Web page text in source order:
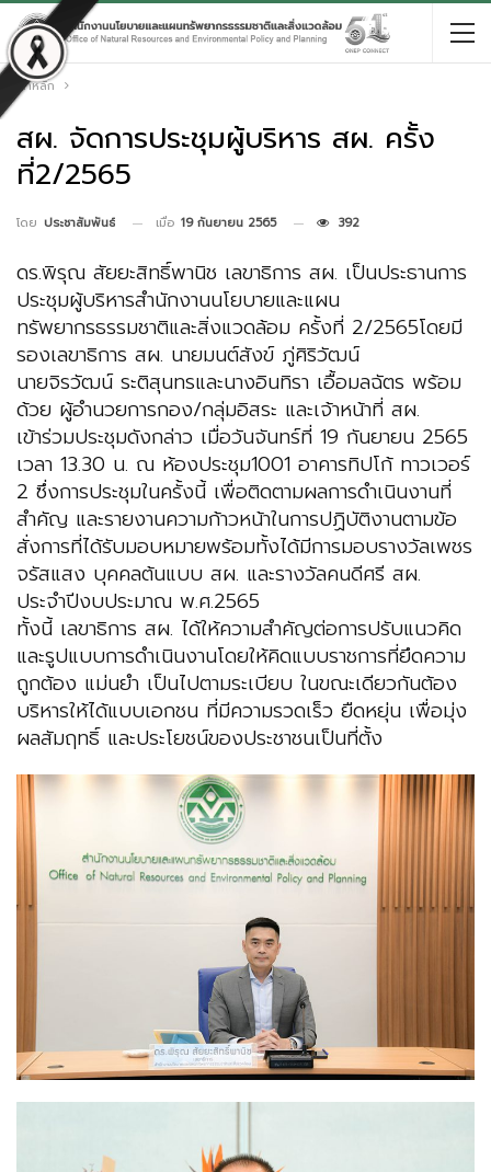
หน้าหลัก
สผ. จัดการประชุมผู้บริหาร สผ. ครั้ง
ที่2/2565
โดย ประชาสัมพันธ์ เมื่อ 19 กันยายน 2565 392
ดร.พิรุณ สัยยะสิทธิ์พานิช เลขาธิการ สผ. เป็นประธานการ
ประชุมผู้บริหารสำนักงานนโยบายและแผน
ทรัพยากรธรรมชาติและสิ่งแวดล้อม ครั้งที่ 2/2565โดยมี
รองเลขาธิการ สผ. นายมนต์สังข์ ภู่ศิริวัฒน์
นายจิรวัฒน์ ระติสุนทรและนางอินทิรา เอื้อมลฉัตร พร้อม
ด้วย ผู้อำนวยการกอง/กลุ่มอิสระ และเจ้าหน้าที่ สผ.
เข้าร่วมประชุมดังกล่าว เมื่อวันจันทร์ที่ 19 กันยายน 2565
เวลา 13.30 น. ณ ห้องประชุม1001 อาคารทิปโก้ ทาวเวอร์
2 ซึ่งการประชุมในครั้งนี้ เพื่อติดตามผลการดำเนินงานที่
สำคัญ และรายงานความก้าวหน้าในการปฏิบัติงานตามข้อ
สั่งการที่ได้รับมอบหมายพร้อมทั้งได้มีการมอบรางวัลเพชร
จรัสแสง บุคคลต้นแบบ สผ. และรางวัลคนดีศรี สผ.
ประจำปีงบประมาณ พ.ศ.2565
ทั้งนี้ เลขาธิการ สผ. ได้ให้ความสำคัญต่อการปรับแนวคิด
และรูปแบบการดำเนินงานโดยให้คิดแบบราชการที่ยึดความ
ถูกต้อง แม่นยำ เป็นไปตามระเบียบ ในขณะเดียวกันต้อง
บริหารให้ได้แบบเอกชน ที่มีความรวดเร็ว ยืดหยุ่น เพื่อมุ่ง
ผลสัมฤทธิ์ และประโยชน์ของประชาชนเป็นที่ตั้ง